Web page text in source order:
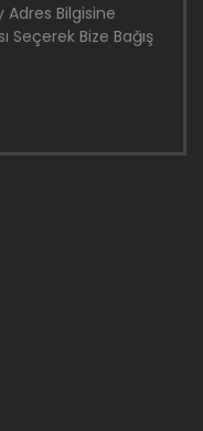
Adres Bilgisine
Bize Bağış